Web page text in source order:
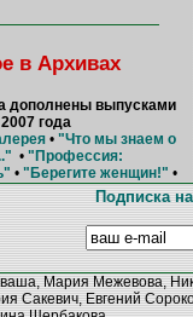
в Архивах
дополнены выпусками
2007 года
• "Что мы знаем о
• "Профессия:
• "Берегите женщин!" •
Подписка
Мария Межевова,
Сакевич, Евгений